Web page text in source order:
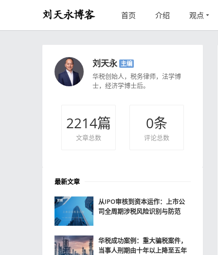
首页 介绍 观点
刘天永 主编
华税创始人，税务律师，法学博
士，经济学博士后。
2214篇
文章总数
0条
评论总数
最新文章
从IPO审核到资本运作：上市公
司全周期涉税风险识别与防范
华税成功案例：重大骗税案件，
当事人刑期由十年以上降至五年